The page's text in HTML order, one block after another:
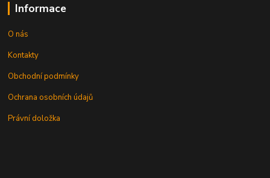
Informace
O nás
Kontakty
Obchodní podmínky
Ochrana osobních údajů
Právní doložka